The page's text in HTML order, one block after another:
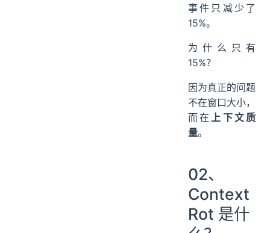
事件只减少了
15%。
为什么只有
15%？
因为真正的问题
不在窗口大小，
而在上下文质
量。
02、
Context
Rot 是什